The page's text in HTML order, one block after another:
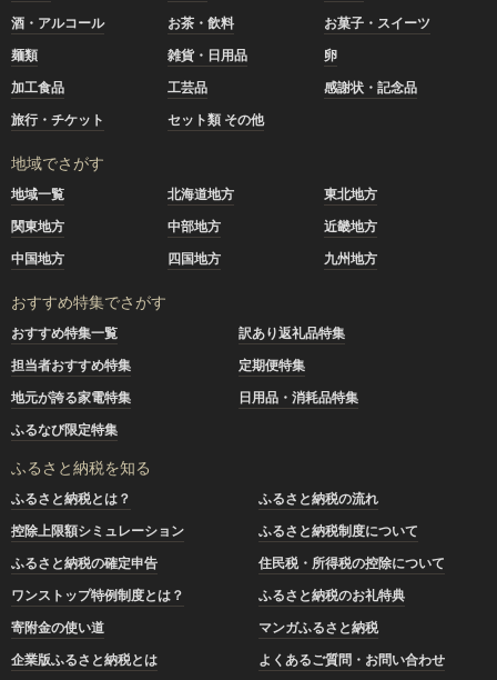
酒・アルコール
お茶・飲料
お菓子・スイーツ
麺類
雑貨・日用品
卵
加工食品
工芸品
感謝状・記念品
旅行・チケット
セット類 その他
地域でさがす
地域一覧 北海道地方
東北地方
関東地方
中部地方
近畿地方
中国地方
四国地方 九州地方
おすすめ特集でさがす
おすすめ特集一覧
訳あり返礼品特集
担当者おすすめ特集
定期便特集
地元が誇る家電特集
日用品・消耗品特集
ふるなび限定特集
ふるさと納税を知る
ふるさと納税とは？
ふるさと納税の流れ
控除上限額シミュレーション
ふるさと納税制度について
ふるさと納税の確定申告
住民税・所得税の控除について
ワンストップ特例制度とは？
ふるさと納税のお礼特典
寄附金の使い道
マンガふるさと納税
企業版ふるさと納税とは
よくあるご質問・お問い合わせ